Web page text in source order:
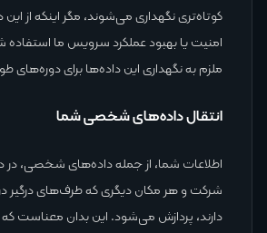
کوتاه‌تری نگهداری می‌شوند، مگر اینکه از
امنیت یا بهبود عملکرد سرویس ما استفاده
ملزم به نگهداری این داده‌ها برای دوره‌های
انتقال داده‌های شخصی شما
اطلاعات شما، از جمله داده‌های شخصی، در
شرکت و هر مکان دیگری که طرف‌های درگیر در
دارند، پردازش می‌شود. این بدان معناست